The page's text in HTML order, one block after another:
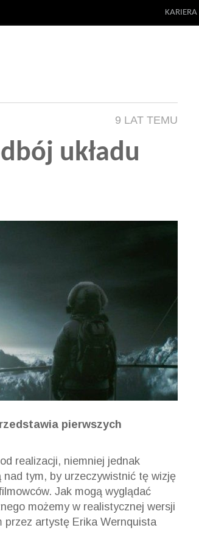
KARIERA
9 LAT TEMU
układu
pierwszych
realizacji, niemniej jednak
nad tym, by urzeczywistnić tę wizję
Jak mogą wyglądać
możemy w realistycznej wersji
przez artystę Erika Wernquista